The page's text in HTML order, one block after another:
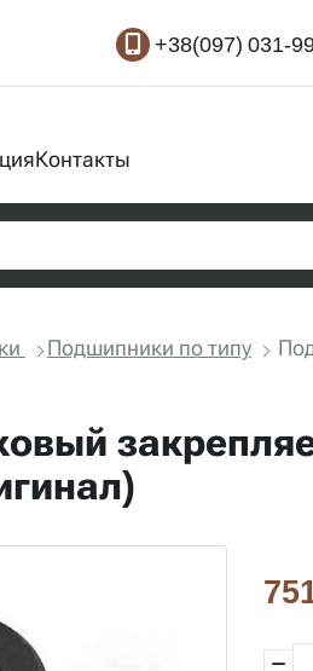
+38(097) 031-
Контакты
Подшипники по типу